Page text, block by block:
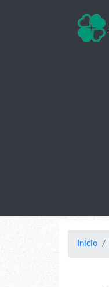
Início